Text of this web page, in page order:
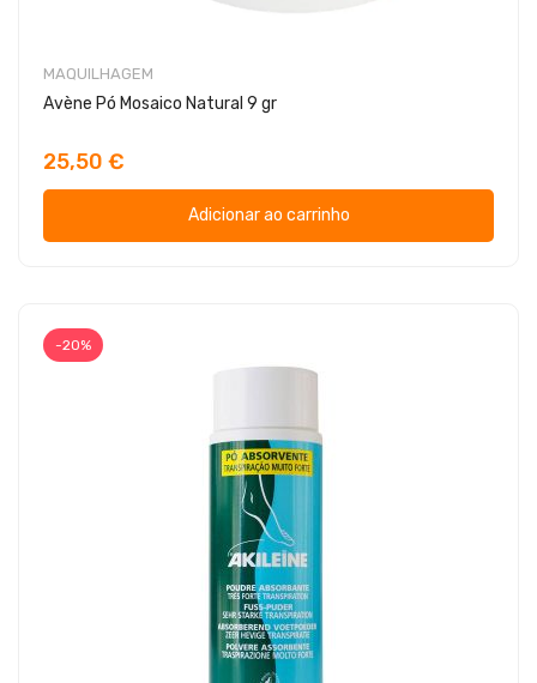
MAQUILHAGEM
Avène Pó Mosaico Natural 9 gr
25,50 €
Adicionar ao carrinho
-20%